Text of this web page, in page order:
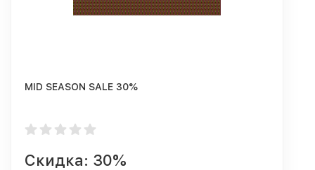
MID SEASON SALE 30%
Скидка: 30%